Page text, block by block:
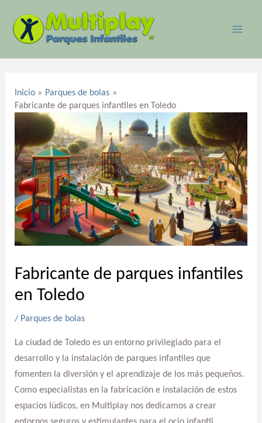
contenido
Inicio
Parques de bolas
Fabricante de parques infantiles en Toledo
Fabricante de parques infantiles
en Toledo
/ Parques de bolas
La ciudad de Toledo es un entorno privilegiado para el
desarrollo y la instalación de parques infantiles que
fomenten la diversión y el aprendizaje de los más pequeños.
Como especialistas en la fabricación e instalación de estos
espacios lúdicos, en Multiplay nos dedicamos a crear
entradas